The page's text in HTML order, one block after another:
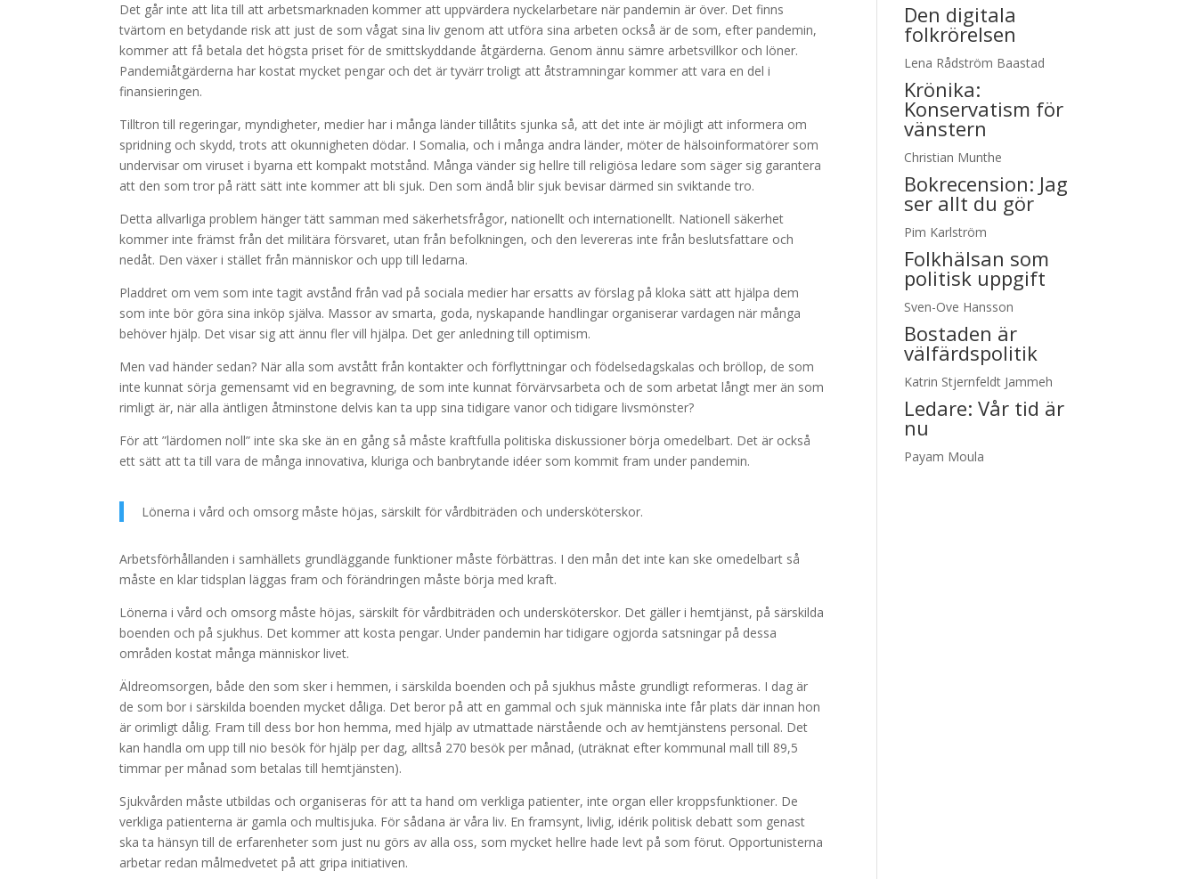
Det går inte att lita till att arbetsmarknaden kommer att uppvärdera nyckelarbetare när pandemin är över. Det finns
tvärtom en betydande risk att just de som vågat sina liv genom att utföra sina arbeten också är de som, efter pandemin,
kommer att få betala det högsta priset för de smittskyddande åtgärderna. Genom ännu sämre arbetsvillkor och löner.
Pandemiåtgärderna har kostat mycket pengar och det är tyvärr troligt att åtstramningar kommer att vara en del i
finansieringen.
Tilltron till regeringar, myndigheter, medier har i många länder tillåtits sjunka så, att det inte är möjligt att informera om
spridning och skydd, trots att okunnigheten dödar. I Somalia, och i många andra länder, möter de hälsoinformatörer som
undervisar om viruset i byarna ett kompakt motstånd. Många vänder sig hellre till religiösa ledare som säger sig garantera
att den som tror på rätt sätt inte kommer att bli sjuk. Den som ändå blir sjuk bevisar därmed sin sviktande tro.
Detta allvarliga problem hänger tätt samman med säkerhetsfrågor, nationellt och internationellt. Nationell säkerhet
kommer inte främst från det militära försvaret, utan från befolkningen, och den levereras inte från beslutsfattare och
nedåt. Den växer i stället från människor och upp till ledarna.
Pladdret om vem som inte tagit avstånd från vad på sociala medier har ersatts av förslag på kloka sätt att hjälpa dem
som inte bör göra sina inköp själva. Massor av smarta, goda, nyskapande handlingar organiserar vardagen när många
behöver hjälp. Det visar sig att ännu fler vill hjälpa. Det ger anledning till optimism.
Men vad händer sedan? När alla som avstått från kontakter och förflyttningar och födelsedagskalas och bröllop, de som
inte kunnat sörja gemensamt vid en begravning, de som inte kunnat förvärvsarbeta och de som arbetat långt mer än som
rimligt är, när alla äntligen åtminstone delvis kan ta upp sina tidigare vanor och tidigare livsmönster?
För att ”lärdomen noll” inte ska ske än en gång så måste kraftfulla politiska diskussioner börja omedelbart. Det är också
ett sätt att ta till vara de många innovativa, kluriga och banbrytande idéer som kommit fram under pandemin.
Lönerna i vård och omsorg måste höjas, särskilt för vårdbiträden och undersköterskor.
Arbetsförhållanden i samhällets grundläggande funktioner måste förbättras. I den mån det inte kan ske omedelbart så
måste en klar tidsplan läggas fram och förändringen måste börja med kraft.
Lönerna i vård och omsorg måste höjas, särskilt för vårdbiträden och undersköterskor. Det gäller i hemtjänst, på särskilda
boenden och på sjukhus. Det kommer att kosta pengar. Under pandemin har tidigare ogjorda satsningar på dessa
områden kostat många människor livet.
Äldreomsorgen, både den som sker i hemmen, i särskilda boenden och på sjukhus måste grundligt reformeras. I dag är
de som bor i särskilda boenden mycket dåliga. Det beror på att en gammal och sjuk människa inte får plats där innan hon
är orimligt dålig. Fram till dess bor hon hemma, med hjälp av utmattade närstående och av hemtjänstens personal. Det
kan handla om upp till nio besök för hjälp per dag, alltså 270 besök per månad, (uträknat efter kommunal mall till 89,5
timmar per månad som betalas till hemtjänsten).
Sjukvården måste utbildas och organiseras för att ta hand om verkliga patienter, inte organ eller kroppsfunktioner. De
verkliga patienterna är gamla och multisjuka. För sådana är våra liv. En framsynt, livlig, idérik politisk debatt som genast
ska ta hänsyn till de erfarenheter som just nu görs av alla oss, som mycket hellre hade levt på som förut. Opportunisterna
arbetar redan målmedvetet på att gripa initiativen.
Den digitala
folkrörelsen
Lena Rådström Baastad
Krönika:
Konservatism för
vänstern
Christian Munthe
Bokrecension: Jag
ser allt du gör
Pim Karlström
Folkhälsan som
politisk uppgift
Sven-Ove Hansson
Bostaden är
välfärdspolitik
Katrin Stjernfeldt Jammeh
Ledare:Vår tid är
nu
Payam Moula